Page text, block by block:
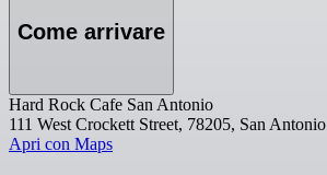
Come arrivare
Hard Rock Cafe San Antonio
111 West Crockett Street, 78205, San Antonio
Apri con Maps